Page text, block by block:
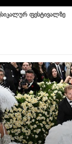
ფესტივალზე